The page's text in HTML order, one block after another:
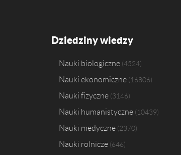
Dziedziny wiedzy
Nauki biologiczne 4524
Nauki ekonomiczne 16806
Nauki fizyczne 3146
Nauki humanistyczne 10439
Nauki medyczne 2370
Nauki rolnicze 646